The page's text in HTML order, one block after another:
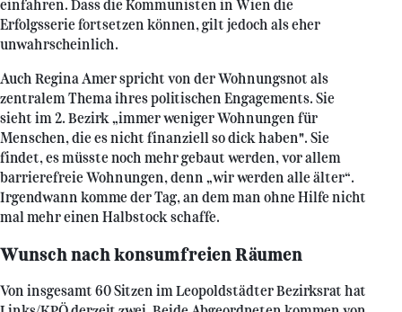
einfahren. Dass die Kommunisten in Wien die
Erfolgsserie fortsetzen können, gilt jedoch als eher
unwahrscheinlich.
Auch Regina Amer spricht von der Wohnungsnot als
zentralem Thema ihres politischen Engagements. Sie
sieht im 2. Bezirk „immer weniger Wohnungen für
Menschen, die es nicht finanziell so dick haben". Sie
findet, es müsste noch mehr gebaut werden, vor allem
barrierefreie Wohnungen, denn „wir werden alle älter“.
Irgendwann komme der Tag, an dem man ohne Hilfe nicht
mal mehr einen Halbstock schaffe.
Wunsch nach konsumfreien Räumen
Von insgesamt 60 Sitzen im Leopoldstädter Bezirksrat hat